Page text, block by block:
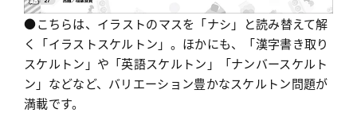
●こちらは、イラストのマスを「ナシ」と読み替えて解
く「イラストスケルトン」。ほかにも、「漢字書き取り
スケルトン」や「英語スケルトン」「ナンバースケルト
ン」などなど、バリエーション豊かなスケルトン問題が
満載です。